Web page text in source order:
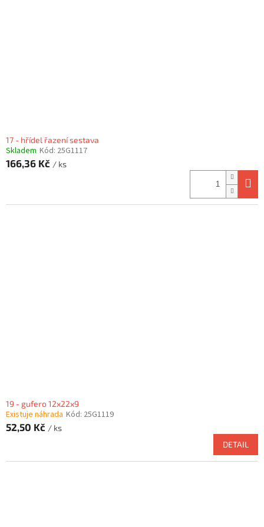
17 - hřídel řazení sestava
Skladem Kód: 25G1117
166,36 Kč / ks
19 - gufero 12x22x9
Existuje náhrada Kód: 25G1119
52,50 Kč / ks
DETAIL